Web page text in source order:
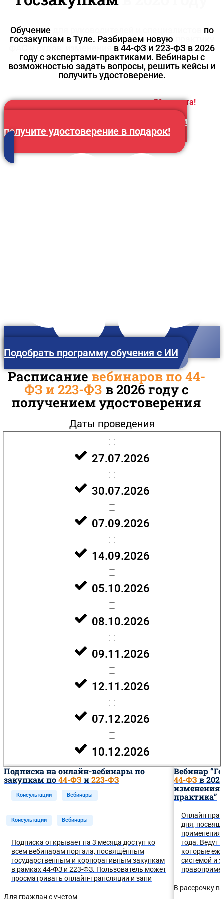
Обучение
по
госзакупкам в Туле. Разбираем новую
в 44-ФЗ и 223-ФЗ в 2026
году с экспертами-практиками. Вебинары с
возможностью задать вопросы, решить кейсы и
получить удостоверение.
Предложение действительно до31 августа!
Оставьте заявку на консультацию и
получите удостоверение в подарок!
Подобрать программу обучения с ИИ
Расписаниевебинаров по 44-
ФЗ и 223-ФЗ в 2026 году с
получением удостоверения
Даты проведения
27.07.2026
30.07.2026
07.09.2026
14.09.2026
05.10.2026
08.10.2026
09.11.2026
12.11.2026
07.12.2026
10.12.2026
Подписка на онлайн-вебинары по
закупкам по44-ФЗ и223-ФЗ
Консультации Вебинары
Консультации Вебинары
Подписка открывает на 3 месяца доступ ко
всем вебинарам портала, посвящённым
государственным и корпоративным закупкам
в рамках 44-ФЗ и 223-ФЗ. Пользователь может
просматривать онлайн-трансляции и запи
Для граждан с учетом
Вебинар
44-ФЗ в
изменения
практика”
Онлайн
дня,
применения
года. Ведут
которые
системой и
В рассрочку в